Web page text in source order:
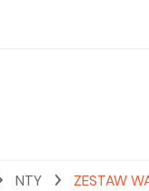
NTY ZESTAW